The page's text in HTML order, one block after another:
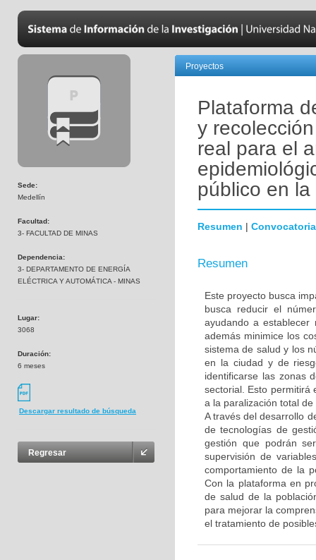
Sede:
Medellín
Facultad:
3- FACULTAD DE MINAS
Dependencia:
3- DEPARTAMENTO DE ENERGÍA
ELÉCTRICA Y AUTOMÁTICA - MINAS
Lugar:
3068
Duración:
6 meses
Descargar resultado de búsqueda
Regresar
Proyectos
Plataforma
y
real para el
público en
Resumen | Convocatoria
Resumen
Este proyecto busca
busca reducir el
ayudando a
además minimice los
sistema de salud y los
en la ciudad y de
identificarse las zonas
sectorial. Esto permitirá
a la paralización total
A través del desarrollo
de tecnologías de
gestión que podrán
supervisión de
comportamiento de la
Con la plataforma en
de salud de la
para mejorar la
el tratamiento de